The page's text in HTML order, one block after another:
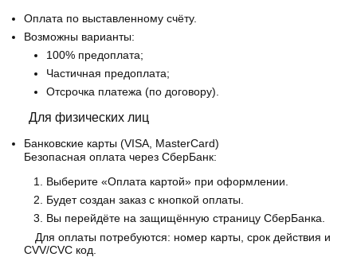
Оплата по выставленному счёту.
Возможны варианты:
100% предоплата;
Частичная предоплата;
Отсрочка платежа (по договору).
Для физических лиц
Банковские карты (VISA, MasterCard)
Безопасная оплата через СберБанк:
Выберите «Оплата картой» при оформлении.
Будет создан заказ с кнопкой оплаты.
Вы перейдёте на защищённую страницу СберБанка.
Для оплаты потребуются: номер карты, срок действия и
CVV/CVC код.